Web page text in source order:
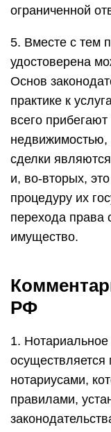
ограниченной
5. Вместе с тем
удостоверена
Основ
практике к
всего
недвижимостью,
сделки
и, во-вторых,
процедуру их
перехода права
имущество.
РФ
1. Нотариальное
осуществляется
нотариусами,
правилами,